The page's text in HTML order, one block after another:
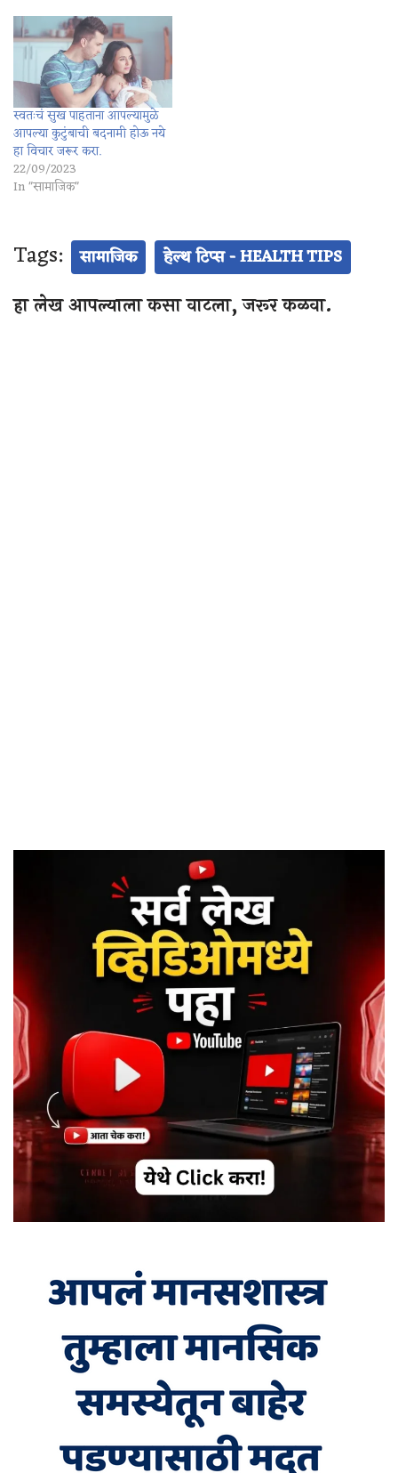
स्वतःचं सुख पाहताना आपल्यामुळे
आपल्या कुटुंबाची बदनामी होऊ नये
हा विचार जरूर करा.
22/09/2023
In "सामाजिक"
Tags: सामाजिक हेल्थ टिप्स - HEALTH TIPS
हा लेख आपल्याला कसा वाटला, जरूर कळवा.